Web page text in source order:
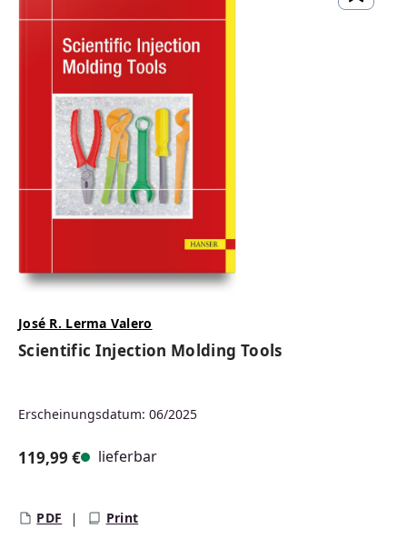
José R. Lerma Valero
Scientific Injection Molding Tools
Erscheinungsdatum: 06/2025
119,99 € lieferbar
PDF Print